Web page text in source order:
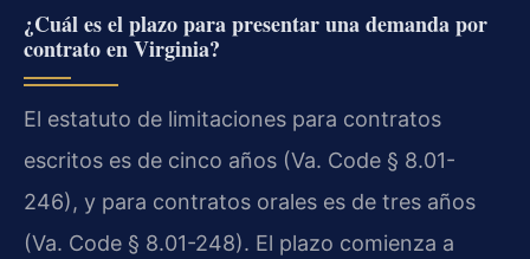
¿Cuál es el plazo para presentar una demanda por
contrato en Virginia?
El estatuto de limitaciones para contratos
escritos es de cinco años (Va. Code § 8.01-
246), y para contratos orales es de tres años
(Va. Code § 8.01-248). El plazo comienza a